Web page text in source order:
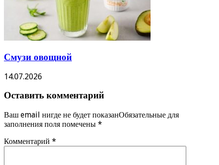
Смузи овощной
14.07.2026
Оставить комментарий
Ваш email нигде не будет показанОбязательные для
заполнения поля помечены *
Комментарий *